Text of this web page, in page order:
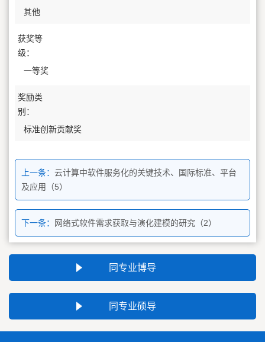
其他
获奖等
级：
一等奖
奖励类
别：
标准创新贡献奖
上一条： 云计算中软件服务化的关键技术、国际标准、平台
及应用（5）
下一条： 网络式软件需求获取与演化建模的研究（2）
同专业博导
同专业硕导